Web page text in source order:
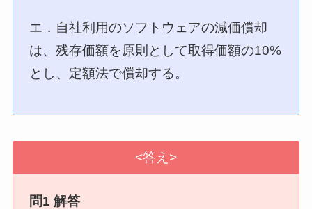
エ．自社利用のソフトウェアの減価償却
は、残存価額を原則として取得価額の10%
とし、定額法で償却する。
<答え>
問1 解答